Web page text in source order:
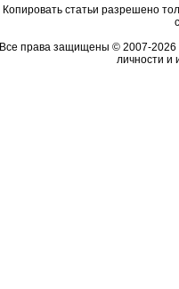
Копировать статьи разрешено
Все права защищены © 2007-2026
личности и